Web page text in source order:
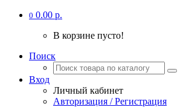
0 0.00 р.
В корзине пусто!
Поиск
Вход
Личный кабинет
Авторизация / Регистрация